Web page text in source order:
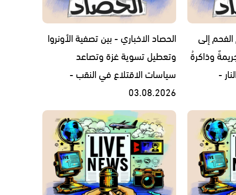
إلى
وذاكرةُ
-
الحصاد الاخباري - بين تصفية الأونروا
وتعطيل تسوية غزة وتصاعد
سياسات الاقتلاع في النقب -
03.08.2026